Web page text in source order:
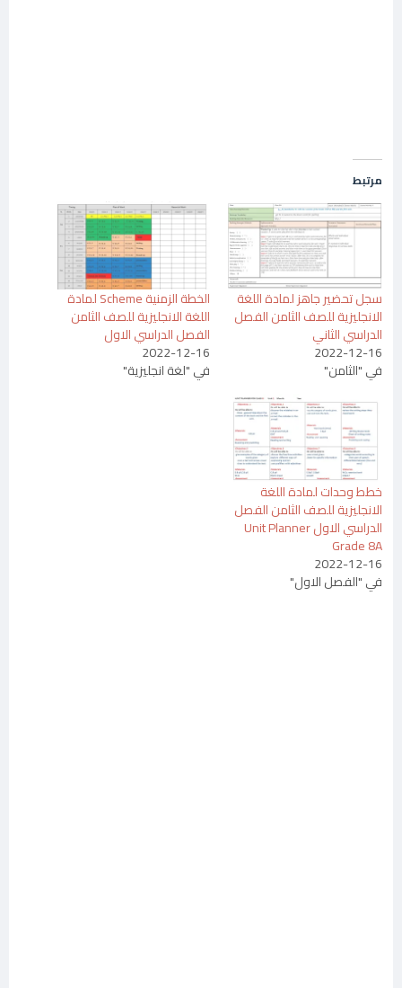
مرتبط
سجل تحضير جاهز لمادة اللغة
الانجليزية للصف الثامن الفصل
الدراسي الثاني
2022-12-16
في "الثامن"
الخطة الزمنية Scheme لمادة
اللغة الانجليزية للصف الثامن
الفصل الدراسي الاول
2022-12-16
في "لغة انجليزية"
خطط وحدات لمادة اللغة
الانجليزية للصف الثامن الفصل
الدراسي الاول Unit Planner
Grade 8A
2022-12-16
في "الفصل الاول"